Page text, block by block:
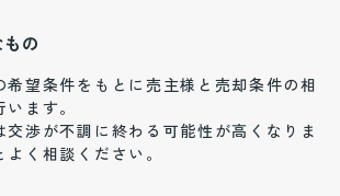
の
希望条件をもとに売主様と売却条件の相
ます。
交渉が不調に終わる可能性が高くなりま
く相談ください。